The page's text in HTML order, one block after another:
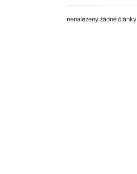
nenalezeny žádné články